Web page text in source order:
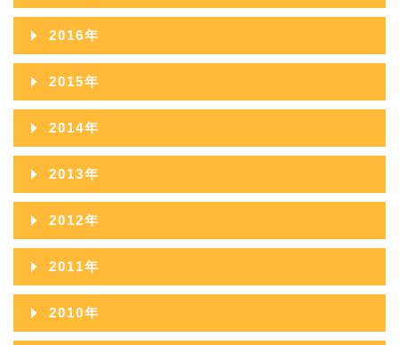
2019年10月
2019年09月
2019年08月
2019年07月
2019年06月
2019年05月
2019年03月
2019年02月
2018年11月
2018年10月
2018年09月
2018年08月
2018年07月
2018年06月
2018年05月
2018年03月
2017年12月
2017年11月
2017年10月
2017年09月
2017年08月
2017年07月
2017年06月
2017年05月
2016年
2016年12月
2016年11月
2016年10月
2016年09月
2016年08月
2016年07月
2016年06月
2016年05月
2015年
2015年12月
2015年11月
2015年10月
2015年09月
2015年08月
2015年07月
2014年
2014年12月
2014年11月
2014年10月
2014年09月
2014年08月
2013年
2013年12月
2013年11月
2013年10月
2013年09月
2012年
2012年12月
2012年11月
2012年10月
2011年
2011年12月
2011年11月
2010年